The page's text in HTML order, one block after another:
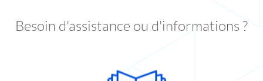
Besoin d'assistance ou d'informations ?